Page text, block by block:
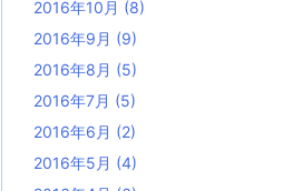
2016年10月 (8)
2016年9月 (9)
2016年8月 (5)
2016年7月 (5)
2016年6月 (2)
2016年5月 (4)